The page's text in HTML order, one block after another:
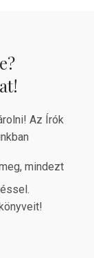
Az Írók
mindezt